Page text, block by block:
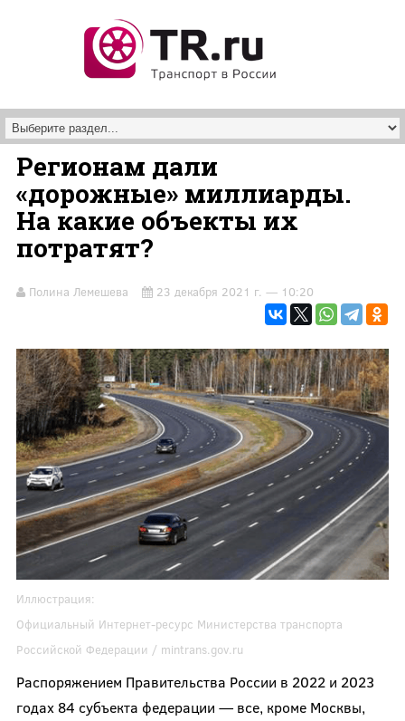
Регионам дали
«дорожные» миллиарды.
На какие объекты их
потратят?
Полина Лемешева 23 декабря 2021 г. — 10:20
Иллюстрация:
Официальный Интернет-ресурс Министерства транспорта
Российской Федерации / mintrans.gov.ru
Распоряжением Правительства России в 2022 и 2023
годах 84 субъекта федерации — все, кроме Москвы,